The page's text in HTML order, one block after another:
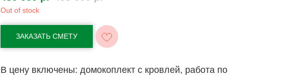
Out of stock
ЗАКАЗАТЬ СМЕТУ
В цену включены: домокоплект с кровлей, работа по